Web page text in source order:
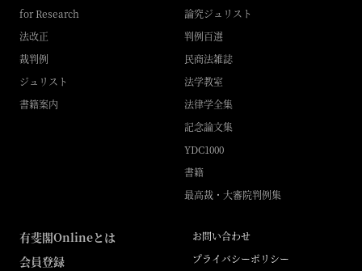
for Research
法改正
裁判例
ジュリスト
書籍案内
論究ジュリスト
判例百選
民商法雑誌
法学教室
法律学全集
記念論文集
YDC1000
書籍
最高裁・大審院判例集
有斐閣Onlineとは
会員登録
お問い合わせ
プライバシーポリシー